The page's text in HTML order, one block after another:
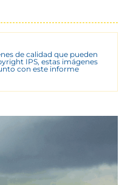
de calidad que pueden
IPS, estas imágenes
con este informe